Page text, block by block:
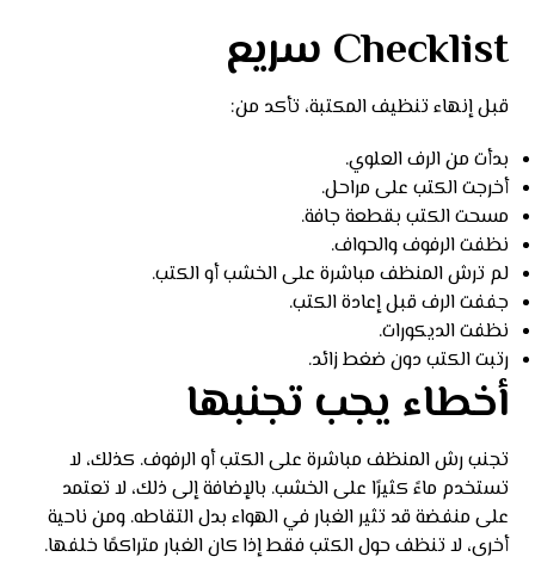
Checklist سريع
قبل إنهاء تنظيف المكتبة، تأكد من:
بدأت من الرف العلوي.
أخرجت الكتب على مراحل.
مسحت الكتب بقطعة جافة.
نظفت الرفوف والحواف.
لم ترش المنظف مباشرة على الخشب أو الكتب.
جففت الرف قبل إعادة الكتب.
نظفت الديكورات.
رتبت الكتب دون ضغط زائد.
أخطاء يجب تجنبها
تجنب رش المنظف مباشرة على الكتب أو الرفوف. كذلك، لا
تستخدم ماءً كثيرًا على الخشب. بالإضافة إلى ذلك، لا تعتمد
على منفضة قد تثير الغبار في الهواء بدل التقاطه. ومن ناحية
أخرى، لا تنظف حول الكتب فقط إذا كان الغبار متراكمًا خلفها.